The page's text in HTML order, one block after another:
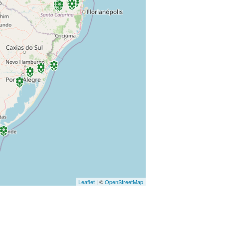
Leaflet| ©OpenStreetMap